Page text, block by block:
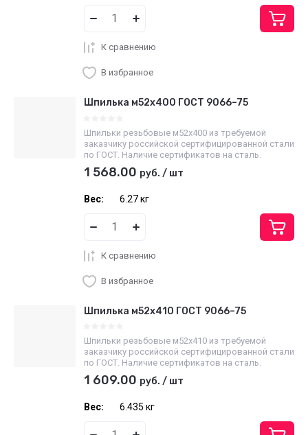
К сравнению
В избранное
Шпилька м52х400 ГОСТ 9066–75
Шпильки резьбовые м52х400 из требуемой
заказчику российской сертифицированной стали
по ГОСТ. Наличие сертификатов на сталь.
1 568.00 руб. / шт
Вес: 6.27 кг
К сравнению
В избранное
Шпилька м52х410 ГОСТ 9066–75
Шпильки резьбовые м52х410 из требуемой
заказчику российской сертифицированной стали
по ГОСТ. Наличие сертификатов на сталь.
1 609.00 руб. / шт
Вес: 6.435 кг